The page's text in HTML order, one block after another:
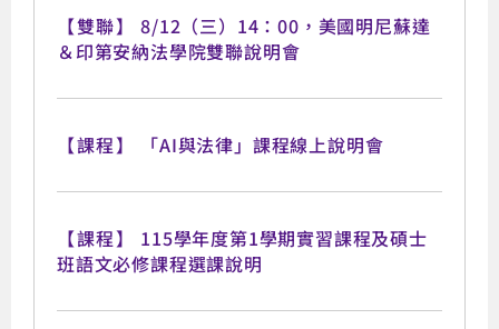
【雙聯】
8/12（三）14：00，美國明尼蘇達
＆印第安納法學院雙聯說明會
【課程】 「AI與法律」課程線上說明會
【課程】
115學年度第1學期實習課程及碩士
班語文必修課程選課說明